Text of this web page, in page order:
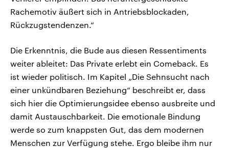
Rachemotiv äußert sich in Antriebsblockaden,
Rückzugstendenzen.“
Die Erkenntnis, die Bude aus diesen Ressentiments
weiter ableitet: Das Private erlebt ein Comeback. Es
ist wieder politisch. Im Kapitel „Die Sehnsucht nach
einer unkündbaren Beziehung“ beschreibt er, dass
sich hier die Optimierungsidee ebenso ausbreite und
damit Austauschbarkeit. Die emotionale Bindung
werde so zum knappsten Gut, das dem modernen
Menschen zur Verfügung stehe. Ergo bleibe ihm nur